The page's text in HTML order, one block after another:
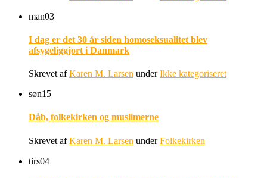
man03
I dag er det 30 år siden homoseksualitet blev
afsygeliggjort i Danmark
Skrevet afKaren M. Larsen underIkke kategoriseret
søn15
Dåb, folkekirken og muslimerne
Skrevet afKaren M. Larsen underFolkekirken
tirs04